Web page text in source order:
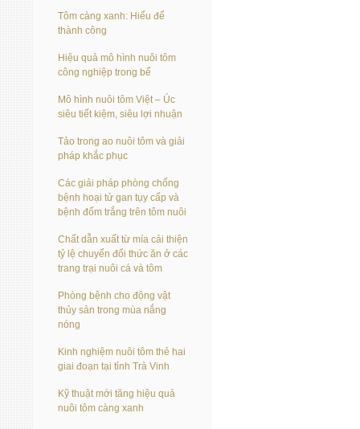
Tôm càng xanh: Hiểu để
thành công
Hiệu quả mô hình nuôi tôm
công nghiệp trong bể
Mô hình nuôi tôm Việt – Úc
siêu tiết kiệm, siêu lợi nhuận
Tảo trong ao nuôi tôm và giải
pháp khắc phục
Các giải pháp phòng chống
bệnh hoại tử gan tụy cấp và
bệnh đốm trắng trên tôm nuôi
Chất dẫn xuất từ mía cải thiện
tỷ lệ chuyển đổi thức ăn ở các
trang trại nuôi cá và tôm
Phòng bệnh cho động vật
thủy sản trong mùa nắng
nóng
Kinh nghiệm nuôi tôm thẻ hai
giai đoạn tại tỉnh Trà Vinh
Kỹ thuật mới tăng hiệu quả
nuôi tôm càng xanh